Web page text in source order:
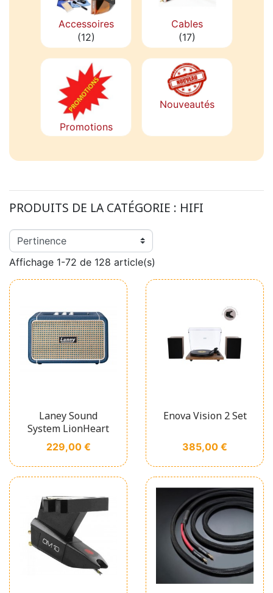
Accessoires
(12)
Cables
(17)
Promotions
Nouveautés
PRODUITS DE LA CATÉGORIE : HIFI
Affichage 1-72 de 128 article(s)
Laney Sound
System LionHeart
Prix
229,00 €
Enova Vision 2 Set
Prix
385,00 €